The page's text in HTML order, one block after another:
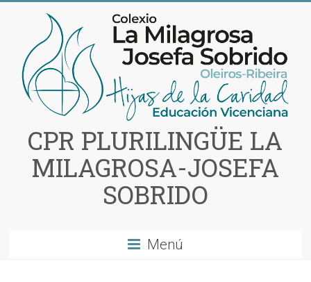
contenido
CPR PLURILINGÜE LA
MILAGROSA-JOSEFA
SOBRIDO
Menú